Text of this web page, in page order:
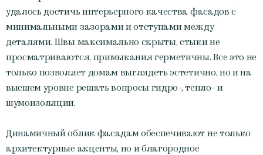
удалось достичь интерьерного качества фасадов с
минимальными зазорами и отступами между
деталями. Швы максимально скрыты, стыки не
просматриваются, примыкания герметичны. Все это не
только позволяет домам выглядеть эстетично, но и на
высшем уровне решать вопросы гидро-, тепло- и
шумоизоляции.
Динамичный облик фасадам обеспечивают не только
архитектурные акценты, но и благородное